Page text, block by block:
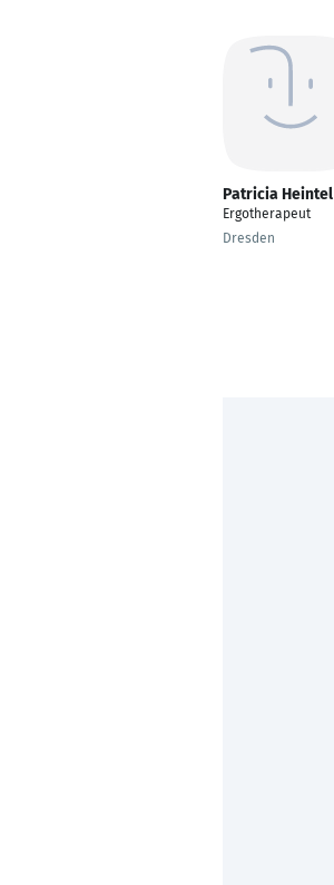
Patricia Heintel
Ergotherapeut
Dresden